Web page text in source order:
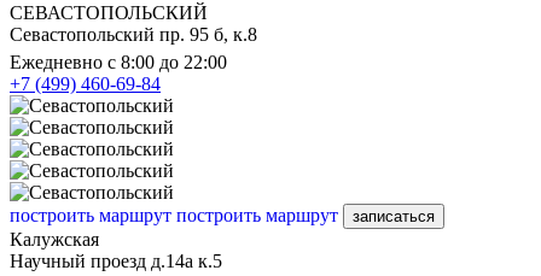
СЕВАСТОПОЛЬСКИЙ
Севастопольский пр. 95 б, к.8
Ежедневно с 8:00 до 22:00
+7 (499) 460-69-84
построить маршрут построить маршрут записаться
Калужская
Научный проезд д.14а к.5